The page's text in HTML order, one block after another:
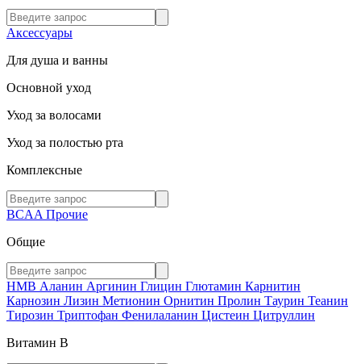
Аксессуары
Для душа и ванны
Основной уход
Уход за волосами
Уход за полостью рта
Комплексные
BCAA Прочие
Общие
HMB Аланин Аргинин Глицин Глютамин Карнитин
Карнозин Лизин Метионин Орнитин Пролин Таурин Теанин
Тирозин Триптофан Фенилаланин Цистеин Цитруллин
Витамин В